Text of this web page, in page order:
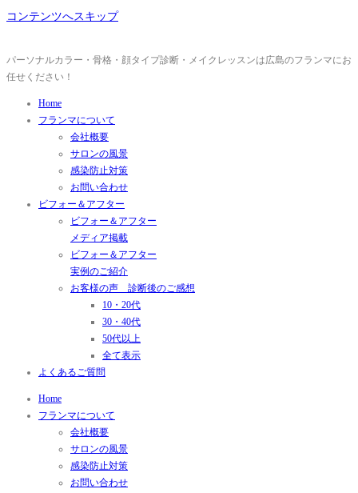
コンテンツへスキップ
パーソナルカラー・骨格・顔タイプ診断・メイクレッスンは広島のフランマにお
任せください！
Home
フランマについて
会社概要
サロンの風景
感染防止対策
お問い合わせ
ビフォー＆アフター
ビフォー＆アフター
メディア掲載
ビフォー＆アフター
実例のご紹介
お客様の声 診断後のご感想
10・20代
30・40代
50代以上
全て表示
よくあるご質問
Home
フランマについて
会社概要
サロンの風景
感染防止対策
お問い合わせ